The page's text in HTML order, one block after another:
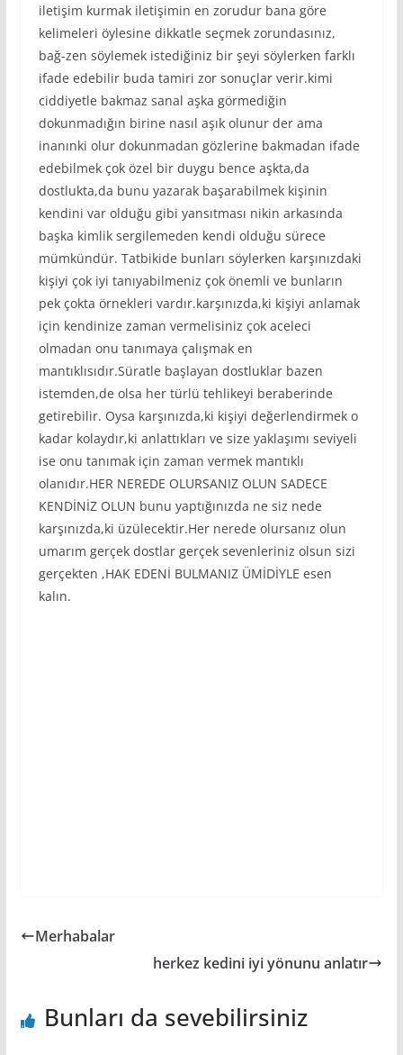
iletişim kurmak iletişimin en zorudur bana göre
kelimeleri öylesine dikkatle seçmek zorundasınız,
bağ-zen söylemek istediğiniz bir şeyi söylerken farklı
ifade edebilir buda tamiri zor sonuçlar verir.kimi
ciddiyetle bakmaz sanal aşka görmediğin
dokunmadığın birine nasıl aşık olunur der ama
inanınki olur dokunmadan gözlerine bakmadan ifade
edebilmek çok özel bir duygu bence aşkta,da
dostlukta,da bunu yazarak başarabilmek kişinin
kendini var olduğu gibi yansıtması nikin arkasında
başka kimlik sergilemeden kendi olduğu sürece
mümkündür. Tatbikide bunları söylerken karşınızdaki
kişiyi çok iyi tanıyabilmeniz çok önemli ve bunların
pek çokta örnekleri vardır.karşınızda,ki kişiyi anlamak
için kendinize zaman vermelisiniz çok aceleci
olmadan onu tanımaya çalışmak en
mantıklısıdır.Süratle başlayan dostluklar bazen
istemden,de olsa her türlü tehlikeyi beraberinde
getirebilir. Oysa karşınızda,ki kişiyi değerlendirmek o
kadar kolaydır,ki anlattıkları ve size yaklaşımı seviyeli
ise onu tanımak için zaman vermek mantıklı
olanıdır.HER NEREDE OLURSANIZ OLUN SADECE
KENDİNİZ OLUN bunu yaptığınızda ne siz nede
karşınızda,ki üzülecektir.Her nerede olursanız olun
umarım gerçek dostlar gerçek sevenleriniz olsun sizi
gerçekten ,HAK EDENİ BULMANIZ ÜMİDİYLE esen
kalın.
Merhabalar
herkez kedini iyi yönunu anlatır
Bunları da sevebilirsiniz